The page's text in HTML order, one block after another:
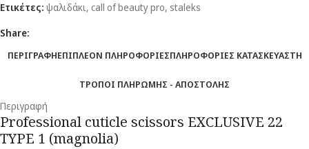
Ετικέτες: ψαλιδάκι, call of beauty pro, staleks
Share:
ΠΕΡΙΓΡΑΦΗΕΠΙΠΛΕΟΝ ΠΛΗΡΟΦΟΡΙΕΣΠΛΗΡΟΦΟΡΙΕΣ ΚΑΤΑΣΚΕΥΑΣΤΗ
ΤΡΟΠΟΙ ΠΛΗΡΩΜΗΣ - ΑΠΟΣΤΟΛΗΣ
Περιγραφή
Professional cuticle scissors EXCLUSIVE 22
TYPE 1 (magnolia)